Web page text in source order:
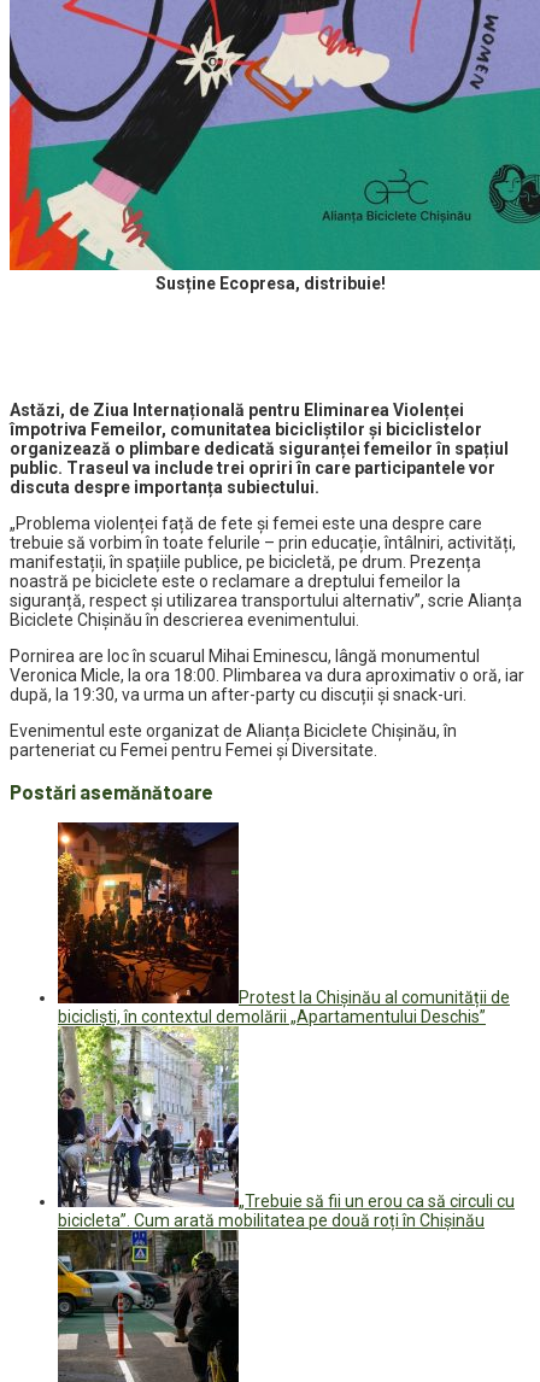
Susține Ecopresa, distribuie!
Astăzi, de Ziua Internațională pentru Eliminarea Violenței
împotriva Femeilor, comunitatea bicicliștilor și biciclistelor
organizează o plimbare dedicată siguranței femeilor în spațiul
public. Traseul va include trei opriri în care participantele vor
discuta despre importanța subiectului.
„Problema violenței față de fete și femei este una despre care
trebuie să vorbim în toate felurile – prin educație, întâlniri, activități,
manifestații, în spațiile publice, pe bicicletă, pe drum. Prezența
noastră pe biciclete este o reclamare a dreptului femeilor la
siguranță, respect și utilizarea transportului alternativ”, scrie Alianța
Biciclete Chișinău în descrierea evenimentului.
Pornirea are loc în scuarul Mihai Eminescu, lângă monumentul
Veronica Micle, la ora 18:00. Plimbarea va dura aproximativ o oră, iar
după, la 19:30, va urma un after-party cu discuții și snack-uri.
Evenimentul este organizat de Alianța Biciclete Chișinău, în
parteneriat cu Femei pentru Femei și Diversitate.
Postări asemănătoare
Protest la Chișinău al comunității de
bicicliști, în contextul demolării „Apartamentului Deschis”
„Trebuie să fii un erou ca să circuli cu
bicicleta”. Cum arată mobilitatea pe două roți în Chișinău